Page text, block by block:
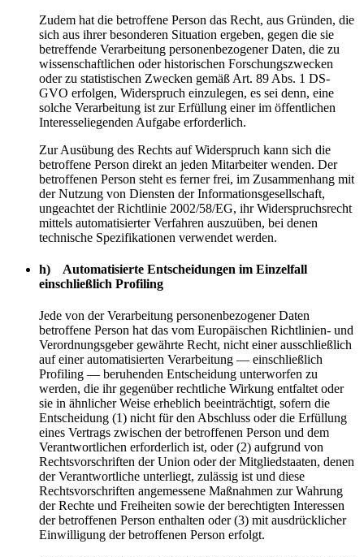
Zudem hat die betroffene Person das Recht, aus Gründen, die
sich aus ihrer besonderen Situation ergeben, gegen die sie
betreffende Verarbeitung personenbezogener Daten, die zu
wissenschaftlichen oder historischen Forschungszwecken
oder zu statistischen Zwecken gemäß Art. 89 Abs. 1 DS-
GVO erfolgen, Widerspruch einzulegen, es sei denn, eine
solche Verarbeitung ist zur Erfüllung einer im öffentlichen
Interesseliegenden Aufgabe erforderlich.
Zur Ausübung des Rechts auf Widerspruch kann sich die
betroffene Person direkt an jeden Mitarbeiter wenden. Der
betroffenen Person steht es ferner frei, im Zusammenhang mit
der Nutzung von Diensten der Informationsgesellschaft,
ungeachtet der Richtlinie 2002/58/EG, ihr Widerspruchsrecht
mittels automatisierter Verfahren auszuüben, bei denen
technische Spezifikationen verwendet werden.
h) Automatisierte Entscheidungen im Einzelfall
einschließlich Profiling
Jede von der Verarbeitung personenbezogener Daten
betroffene Person hat das vom Europäischen Richtlinien- und
Verordnungsgeber gewährte Recht, nicht einer ausschließlich
auf einer automatisierten Verarbeitung — einschließlich
Profiling — beruhenden Entscheidung unterworfen zu
werden, die ihr gegenüber rechtliche Wirkung entfaltet oder
sie in ähnlicher Weise erheblich beeinträchtigt, sofern die
Entscheidung (1) nicht für den Abschluss oder die Erfüllung
eines Vertrags zwischen der betroffenen Person und dem
Verantwortlichen erforderlich ist, oder (2) aufgrund von
Rechtsvorschriften der Union oder der Mitgliedstaaten, denen
der Verantwortliche unterliegt, zulässig ist und diese
Rechtsvorschriften angemessene Maßnahmen zur Wahrung
der Rechte und Freiheiten sowie der berechtigten Interessen
der betroffenen Person enthalten oder (3) mit ausdrücklicher
Einwilligung der betroffenen Person erfolgt.